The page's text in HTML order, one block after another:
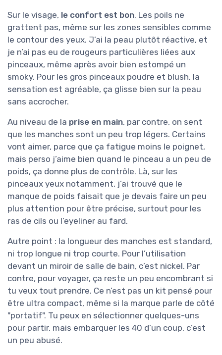
Sur le visage, le confort est bon. Les poils ne
grattent pas, même sur les zones sensibles comme
le contour des yeux. J’ai la peau plutôt réactive, et
je n’ai pas eu de rougeurs particulières liées aux
pinceaux, même après avoir bien estompé un
smoky. Pour les gros pinceaux poudre et blush, la
sensation est agréable, ça glisse bien sur la peau
sans accrocher.
Au niveau de la prise en main, par contre, on sent
que les manches sont un peu trop légers. Certains
vont aimer, parce que ça fatigue moins le poignet,
mais perso j’aime bien quand le pinceau a un peu de
poids, ça donne plus de contrôle. Là, sur les
pinceaux yeux notamment, j’ai trouvé que le
manque de poids faisait que je devais faire un peu
plus attention pour être précise, surtout pour les
ras de cils ou l’eyeliner au fard.
Autre point : la longueur des manches est standard,
ni trop longue ni trop courte. Pour l’utilisation
devant un miroir de salle de bain, c’est nickel. Par
contre, pour voyager, ça reste un peu encombrant si
tu veux tout prendre. Ce n’est pas un kit pensé pour
être ultra compact, même si la marque parle de côté
"portatif". Tu peux en sélectionner quelques-uns
pour partir, mais embarquer les 40 d’un coup, c’est
un peu abusé.